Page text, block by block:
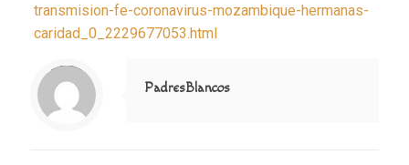
transmision-fe-coronavirus-mozambique-hermanas-
caridad_0_2229677053.html
Notice
: Trying to access array offset on value of type null in
/home/misioner/public_html/padresblancos/themes/betheme/includes/content-single.php
on line
286
PadresBlancos